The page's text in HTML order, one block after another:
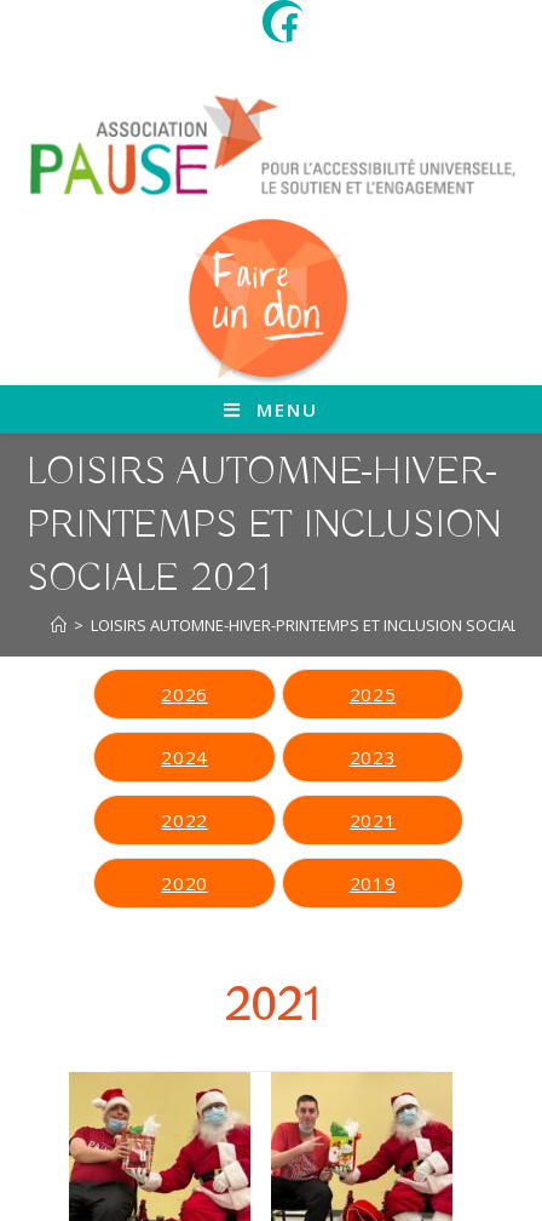
MENU
LOISIRS AUTOMNE-HIVER-
PRINTEMPS ET INCLUSION
SOCIALE 2021
> LOISIRS AUTOMNE-HIVER-PRINTEMPS ET INCLUSION SOCIALE
2026 2025
2024 2023
2022 2021
2020 2019
2021